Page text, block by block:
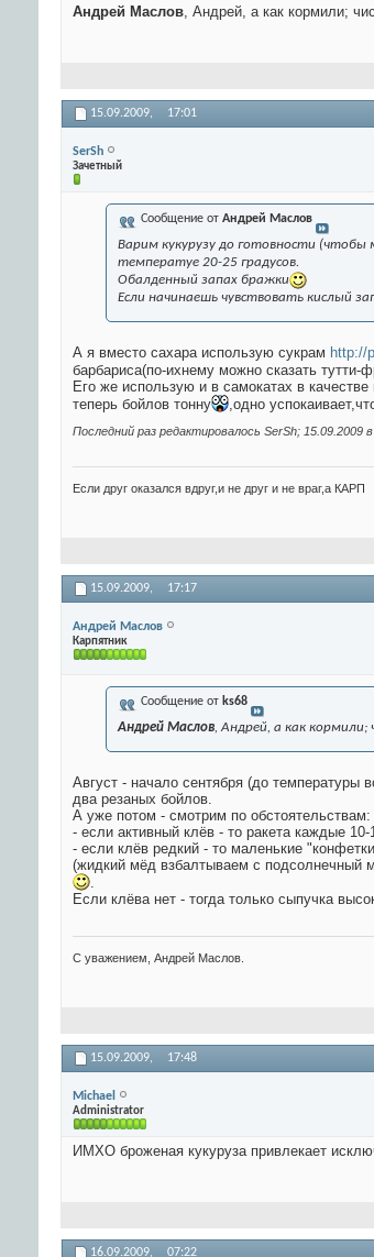
Андрей Маслов, Андрей, а как кормили;
15.09.2009, 17:01
SerSh
Зачетный
Сообщение от Андрей Маслов
Варим кукурузу до готовности
температуе 20-25 градусов.
Обалденный запах бражки
Если начинаешь чувствовать кислый
А я вместо сахара использую сукрам http://
барбариса(по-ихнему можно сказать тутти-
Его же использую и в самокатах в
теперь бойлов тонну
,одно
Последний раз редактировалось SerSh; 15.09.2009 в
Если друг оказался вдруг,и не друг и не враг,а КАРП
15.09.2009, 17:17
Андрей Маслов
Карпятник
Сообщение от ks68
Андрей Маслов, Андрей, а как кормили;
Август - начало сентября (до температуры
два резаных бойлов.
А уже потом - смотрим по обстоятельствам:
- если активный клёв - то ракета каждые
- если клёв редкий - то маленькие
(жидкий мёд взбалтываем с подсолнечный
.
Если клёва нет - тогда только сыпучка
С уважением, Андрей Маслов.
15.09.2009, 17:48
Michael
Administrator
ИМХО броженая кукуруза привлекает
16.09.2009, 07:22